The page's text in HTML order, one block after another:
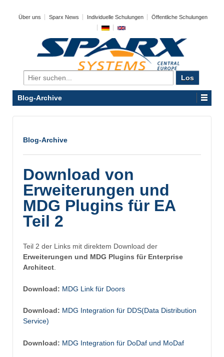
Über uns Sparx News Individuelle Schulungen Öffentliche Schulungen
Search
for:
Blog-Archive
Blog-Archive
Download von
Erweiterungen und
MDG Plugins für EA
Teil 2
Teil 2 der Links mit direktem Download der
Erweiterungen und MDG Plugins für Enterprise
Architect
Download: MDG Link für Doors
Download: MDG Integration für DDS(Data Distribution
Service)
Download: MDG Integration für DoDaf und MoDaf